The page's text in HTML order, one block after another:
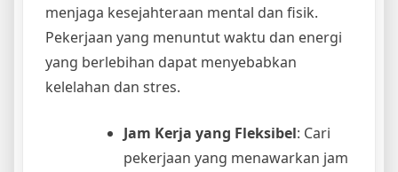
menjaga kesejahteraan mental dan fisik.
Pekerjaan yang menuntut waktu dan energi
yang berlebihan dapat menyebabkan
kelelahan dan stres.
Jam Kerja yang Fleksibel: Cari
pekerjaan yang menawarkan jam